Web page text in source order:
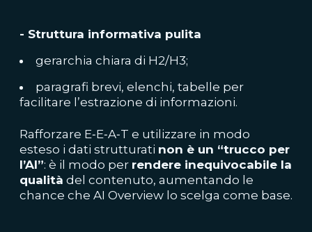
- Struttura informativa pulita
gerarchia chiara di H2/H3;
paragrafi brevi, elenchi, tabelle per
facilitare l’estrazione di informazioni.
Rafforzare E‑E‑A‑T e utilizzare in modo
esteso i dati strutturati non è un “trucco per
l’AI”: è il modo per rendere inequivocabile la
qualità del contenuto, aumentando le
chance che AI Overview lo scelga come base.